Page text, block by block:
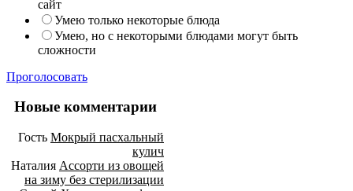
сайт
Умею только некоторые блюда
Умею, но с некоторыми блюдами могут быть
сложности
Проголосовать
Новые комментарии
Гость Мокрый пасхальный
кулич
Наталия Ассорти из овощей
на зиму без стерилизации